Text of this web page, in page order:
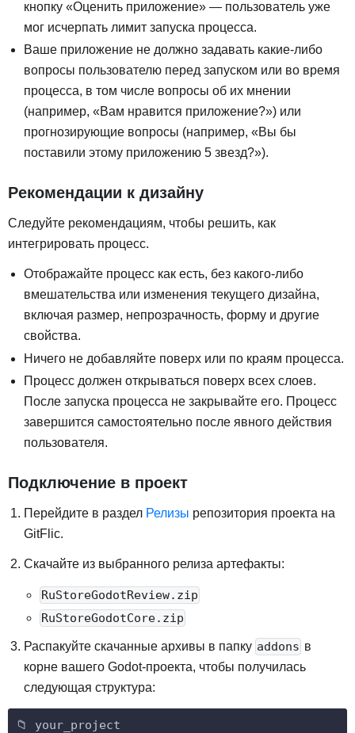
кнопку «Оценить приложение» — пользователь уже
мог исчерпать лимит запуска процесса.
Ваше приложение не должно задавать какие-либо
вопросы пользователю перед запуском или во время
процесса, в том числе вопросы об их мнении
(например, «Вам нравится приложение?») или
прогнозирующие вопросы (например, «Вы бы
поставили этому приложению 5 звезд?»).
Рекомендации к дизайну
Следуйте рекомендациям, чтобы решить, как
интегрировать процесс.
Отображайте процесс как есть, без какого-либо
вмешательства или изменения текущего дизайна,
включая размер, непрозрачность, форму и другие
свойства.
Ничего не добавляйте поверх или по краям процесса.
Процесс должен открываться поверх всех слоев.
После запуска процесса не закрывайте его. Процесс
завершится самостоятельно после явного действия
пользователя.
Подключение в проект
Перейдите в раздел Релизы репозитория проекта на
GitFlic.
Скачайте из выбранного релиза артефакты:
RuStoreGodotReview.zip
RuStoreGodotCore.zip
Распакуйте скачанные архивы в папку addons в
корне вашего Godot-проекта, чтобы получилась
следующая структура:
📁 your_project